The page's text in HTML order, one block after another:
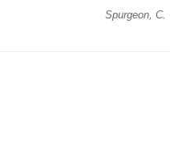
Spurgeon, C.